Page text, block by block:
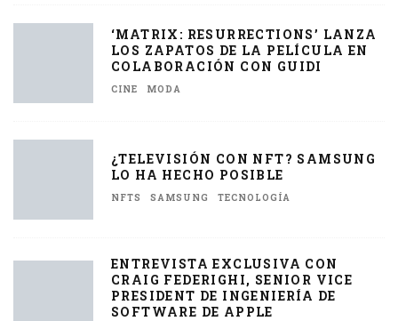
‘MATRIX: RESURRECTIONS’ LANZA
LOS ZAPATOS DE LA PELÍCULA EN
COLABORACIÓN CON GUIDI
CINE MODA
¿TELEVISIÓN CON NFT? SAMSUNG
LO HA HECHO POSIBLE
NFTS SAMSUNG TECNOLOGÍA
ENTREVISTA EXCLUSIVA CON
CRAIG FEDERIGHI, SENIOR VICE
PRESIDENT DE INGENIERÍA DE
SOFTWARE DE APPLE